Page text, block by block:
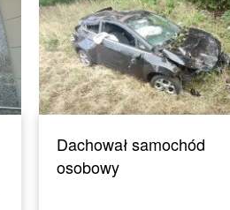
Dachował samochód
osobowy